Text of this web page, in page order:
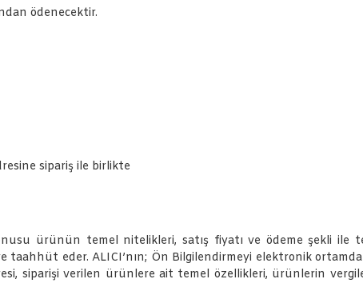
ödenecektir.
sipariş ile birlikte
ürünün temel nitelikleri, satış fiyatı ve ödeme şekli
eder. ALICI’nın; Ön Bilgilendirmeyi elektronik
siparişi verilen ürünlere ait temel özellikleri, ürünlerin